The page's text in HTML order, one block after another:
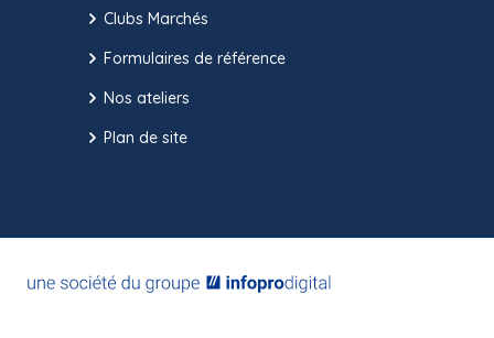
Clubs Marchés
Formulaires de référence
Nos ateliers
Plan de site